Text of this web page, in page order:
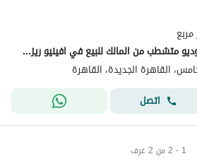
تم تنزيل السعر للجديه استوديو متشطب من المالك للبيع في افينيو ريزيدنس ميفيدا اعمار-استلام فوري-برايم لوكيشن
القاهرة الجديدة، القاهرة
اتصل
1 - 2 من 2 غرف